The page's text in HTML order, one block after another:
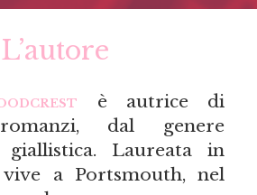
L’autore
è autrice di
dal genere
giallistica. Laureata in
a Portsmouth, nel